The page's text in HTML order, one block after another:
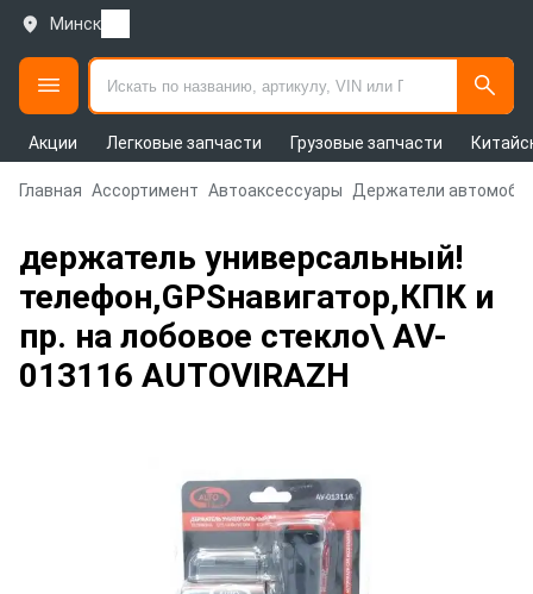
Минск
Акции Легковые запчасти Грузовые запчасти
Главная Ассортимент Автоаксессуары Держатели
держатель универсальный!
телефон,GPSнавигатор,КПК и
пр. на лобовое стекло\ AV-
013116 AUTOVIRAZH